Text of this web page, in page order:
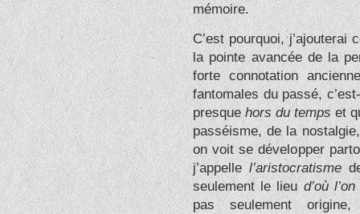
mémoire.
C’est pourquoi,
la pointe avancée de la
forte connotation
fantomales du passé,
presquehors du tempset
passéisme, de la
on voit se développer
j’appellel’aristocratisme
seulement le lieu d’où
pas seulement